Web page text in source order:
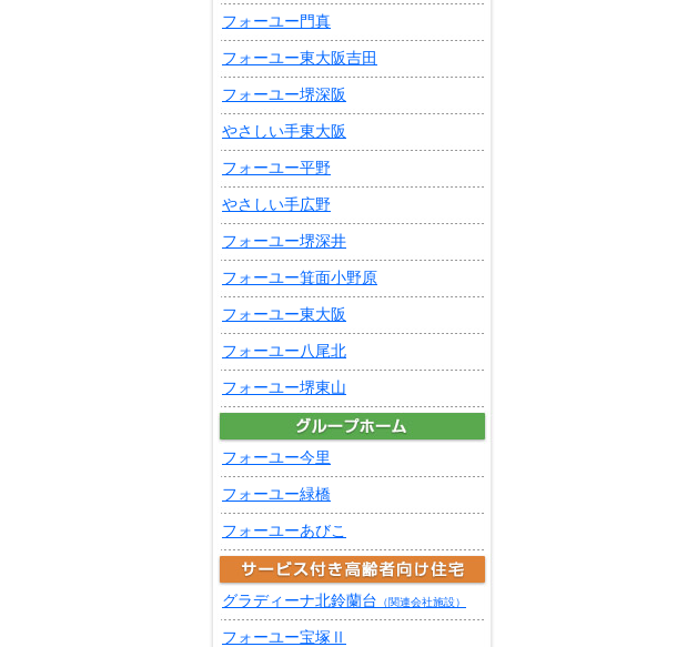
フォーユー門真
フォーユー東大阪吉田
フォーユー堺深阪
やさしい手東大阪
フォーユー平野
やさしい手広野
フォーユー堺深井
フォーユー箕面小野原
フォーユー東大阪
フォーユー八尾北
フォーユー堺東山
フォーユー今里
フォーユー緑橋
フォーユーあびこ
グラディーナ北鈴蘭台 （関連会社施設）
フォーユー宝塚Ⅱ